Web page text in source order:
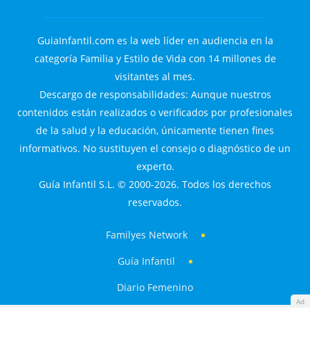
Ad
GuiaInfantil.com es la web líder en audiencia en la
categoría Familia y Estilo de Vida con 14 millones de
visitantes al mes.
Descargo de responsabilidades: Aunque nuestros
contenidos están realizados o verificados por profesionales
de la salud y la educación, únicamente tienen fines
informativos. No sustituyen el consejo o diagnóstico de un
experto.
Guía Infantil S.L. © 2000-2026. Todos los derechos
reservados.
Familyes Network
Guía Infantil
Diario Femenino